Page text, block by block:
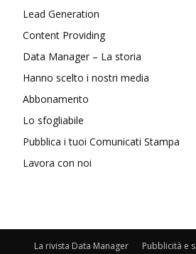
Lead Generation
Content Providing
Data Manager – La storia
Hanno scelto i nostri media
Abbonamento
Lo sfogliabile
Pubblica i tuoi Comunicati Stampa
Lavora con noi
La rivista Data Manager Pubblicità e